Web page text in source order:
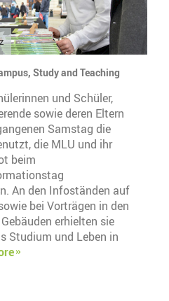
Study and Teaching
und Schüler,
sowie deren Eltern
Samstag die
die MLU und ihr
beim
An den Infoständen auf
bei Vorträgen in den
erhielten sie
Studium und Leben in